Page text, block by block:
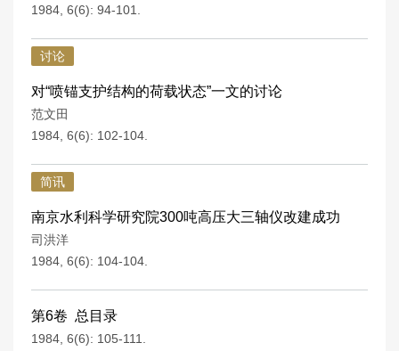
1984, 6(6): 94-101.
讨论
对“喷锚支护结构的荷载状态”一文的讨论
范文田
1984, 6(6): 102-104.
简讯
南京水利科学研究院300吨高压大三轴仪改建成功
司洪洋
1984, 6(6): 104-104.
第6卷 总目录
1984, 6(6): 105-111.